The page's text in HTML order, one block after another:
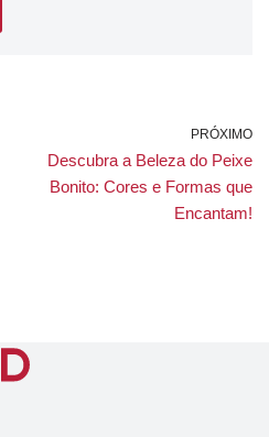
PRÓXIMO
Descubra a Beleza do Peixe
Bonito: Cores e Formas que
Encantam!